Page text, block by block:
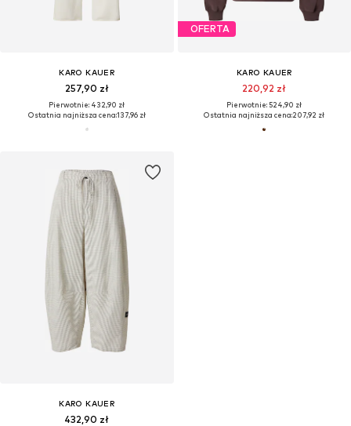
KARO KAUER
257,90 zł
Pierwotnie: 432,90 zł
Ostatnia najniższa cena:137,96 zł
OFERTA
KARO KAUER
220,92 zł
Pierwotnie: 524,90 zł
Ostatnia najniższa cena:207,92 zł
KARO KAUER
432,90 zł